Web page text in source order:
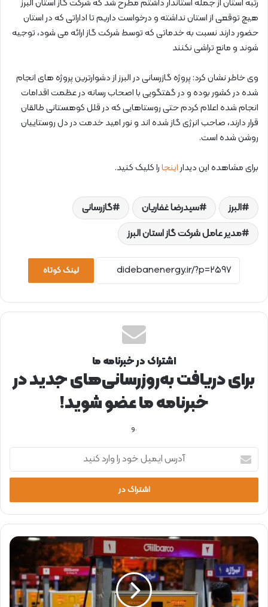
رتبه استان از جمله استاندار داشتم مطرح شد که شرکت گاز استان البرز
هیچ توقعی از استان نداشته و درخواست داریم تا اداراتی که در استان
حضور دارند نسبت به خدماتی که توسط شرکت گاز ارائه می شود، توجیه
شوند و مانع تراشی نکنند
وی خاطر نشان کرد: پروژه گازرسانی در البرز از دشوارترین پروژه های انجام
شده در کشور بوده و در گفتگویی با اصحاب رسانه در عظمت اقدامات
انجام شده اعلام کردم حتی روستاهایی که در قلل کوهستانی طالقان
قرار دارند، صاحب انرژی گاز شده اند و نور امید خدمت در دل روستاییان
روشن شده است.
برای مشاهده این دیداراینجارا کلیک کنید.
البرز سیدرضا غفاریان
گازرسانی
مدیر عامل شرکت گاز استان البرز
لینک کوتاه
اشتراک در خبرنامه ما
برای دریافت به‌روزرسانی‌های جدید در
خبرنامه ما عضو شوید!
.و
ر
ا
ی
ی
خ
و
د
ر
ا
ا
ئ
ه